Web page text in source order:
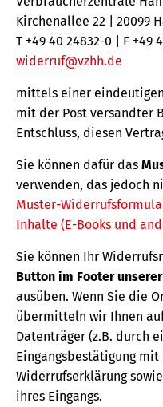
Kirchenallee 22 | 20099
T +49 40 24832-0 | F +49
widerruf@vzhh.de
mittels einer
mit der Post versandter
Entschluss, diesen
Sie können dafür das
verwenden, das jedoch
Muster-
Inhalte (E-Books und
Sie können Ihr
Button im Footer
ausüben. Wenn Sie die
übermitteln wir Ihnen
Datenträger (z.B. durch
Eingangsbestätigung
Widerrufserklärung
ihres Eingangs.